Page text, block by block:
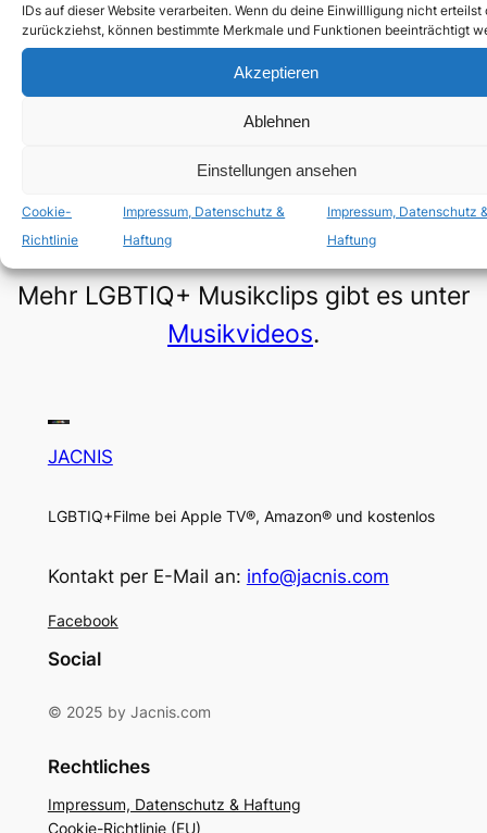
IDs auf dieser Website verarbeiten. Wenn du deine Einwillligung nicht erteilst
zurückziehst, können bestimmte Merkmale und Funktionen beeinträchtigt
Akzeptieren
Ablehnen
Einstellungen ansehen
Cookie-
Richtlinie
Impressum, Datenschutz &
Haftung
Impressum, Datenschutz
Haftung
akzeptieren und diesen Inhalt zu aktivieren
Mehr LGBTIQ+ Musikclips gibt es unter
Musikvideos.
JACNIS
LGBTIQ+Filme bei Apple TV®, Amazon® und kostenlos
Kontakt per E-Mail an: info@jacnis.com
Facebook
Social
© 2025 by Jacnis.com
Rechtliches
Impressum, Datenschutz & Haftung
Cookie-Richtlinie (EU)